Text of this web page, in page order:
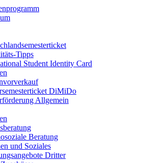
Tipps
Student Identity Card
DiMiDo
Allgemein
Beratung
und Soziales
Dritter